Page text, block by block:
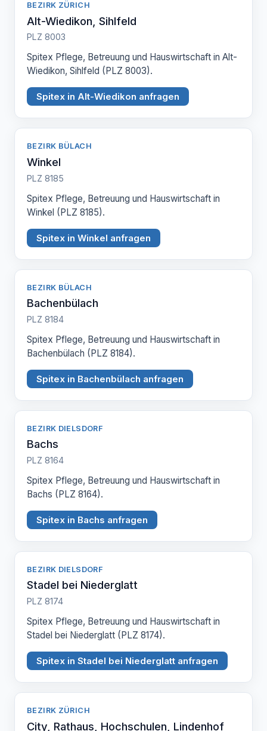
BEZIRK ZÜRICH
Alt-Wiedikon, Sihlfeld
PLZ 8003
Spitex Pflege, Betreuung und Hauswirtschaft in Alt-
Wiedikon, Sihlfeld (PLZ 8003).
Spitex in Alt-Wiedikon anfragen
BEZIRK BÜLACH
Winkel
PLZ 8185
Spitex Pflege, Betreuung und Hauswirtschaft in
Winkel (PLZ 8185).
Spitex in Winkel anfragen
BEZIRK BÜLACH
Bachenbülach
PLZ 8184
Spitex Pflege, Betreuung und Hauswirtschaft in
Bachenbülach (PLZ 8184).
Spitex in Bachenbülach anfragen
BEZIRK DIELSDORF
Bachs
PLZ 8164
Spitex Pflege, Betreuung und Hauswirtschaft in
Bachs (PLZ 8164).
Spitex in Bachs anfragen
BEZIRK DIELSDORF
Stadel bei Niederglatt
PLZ 8174
Spitex Pflege, Betreuung und Hauswirtschaft in
Stadel bei Niederglatt (PLZ 8174).
Spitex in Stadel bei Niederglatt anfragen
BEZIRK ZÜRICH
City, Rathaus, Hochschulen, Lindenhof